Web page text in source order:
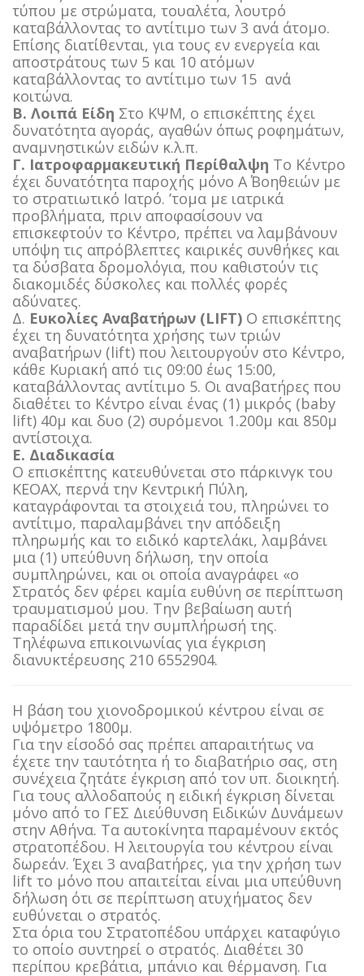
τύπου με στρώματα, τουαλέτα, λουτρό
καταβάλλοντας το αντίτιμο των 3 ανά άτομο.
Επίσης διατίθενται, για τους εν ενεργεία και
αποστράτους των 5 και 10 ατόμων
καταβάλλοντας το αντίτιμο των 15  ανά
κοιτώνα.
Β. Λοιπά Είδη Στο ΚΨΜ, ο επισκέπτης έχει
δυνατότητα αγοράς, αγαθών όπως ροφημάτων,
αναμνηστικών ειδών κ.λ.π.
Γ. Ιατροφαρμακευτική Περίθαλψη Το Κέντρο
έχει δυνατότητα παροχής μόνο Α΄ Βοηθειών με
το στρατιωτικό Ιατρό. ’τομα με ιατρικά
προβλήματα, πριν αποφασίσουν να
επισκεφτούν το Κέντρο, πρέπει να λαμβάνουν
υπόψη τις απρόβλεπτες καιρικές συνθήκες και
τα δύσβατα δρομολόγια, που καθιστούν τις
διακομιδές δύσκολες και πολλές φορές
αδύνατες.
Δ. Ευκολίες Αναβατήρων (LIFT) Ο επισκέπτης
έχει τη δυνατότητα χρήσης των τριών
αναβατήρων (lift) που λειτουργούν στο Κέντρο,
κάθε Κυριακή από τις 09:00 έως 15:00,
καταβάλλοντας αντίτιμο 5. Οι αναβατήρες που
διαθέτει το Κέντρο είναι ένας (1) μικρός (baby
lift) 40μ και δυο (2) συρόμενοι 1.200μ και 850μ
αντίστοιχα.
Ε. Διαδικασία
Ο επισκέπτης κατευθύνεται στο πάρκινγκ του
ΚΕΟΑΧ, περνά την Κεντρική Πύλη,
καταγράφονται τα στοιχειά του, πληρώνει το
αντίτιμο, παραλαμβάνει την απόδειξη
πληρωμής και το ειδικό καρτελάκι, λαμβάνει
μια (1) υπεύθυνη δήλωση, την οποία
συμπληρώνει, και οι οποία αναγράφει «ο
Στρατός δεν φέρει καμία ευθύνη σε περίπτωση
τραυματισμού μου. Την βεβαίωση αυτή
παραδίδει μετά την συμπλήρωσή της.
Τηλέφωνα επικοινωνίας για έγκριση
διανυκτέρευσης 210 6552904.
Η βάση του χιονοδρομικού κέντρου είναι σε
υψόμετρο 1800μ.
Για την είσοδό σας πρέπει απαραιτήτως να
έχετε την ταυτότητα ή το διαβατήριο σας, στη
συνέχεια ζητάτε έγκριση από τον υπ. διοικητή.
Για τους αλλοδαπούς η ειδική έγκριση δίνεται
μόνο από το ΓΕΣ Διεύθυνση Ειδικών Δυνάμεων
στην Αθήνα. Τα αυτοκίνητα παραμένουν εκτός
στρατοπέδου. Η λειτουργία του κέντρου είναι
δωρεάν. Έχει 3 αναβατήρες, για την χρήση των
lift το μόνο που απαιτείται είναι μια υπεύθυνη
δήλωση ότι σε περίπτωση ατυχήματος δεν
ευθύνεται ο στρατός.
Στα όρια του Στρατοπέδου υπάρχει καταφύγιο
το οποίο συντηρεί ο στρατός. Διαθέτει 30
περίπου κρεβάτια, μπάνιο και θέρμανση. Για